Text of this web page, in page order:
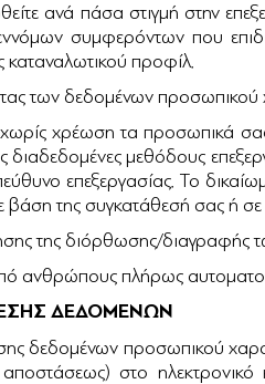
ανά πάσα στιγμή στην
συμφερόντων που
προφίλ.
των δεδομένων
χωρίς χρέωση τα προσωπικά
διαδεδομένες μεθόδους
επεξεργασίας. Το
της συγκατάθεσή σας ή σε
της διόρθωσης/
ανθρώπους πλήρως
ΔΕΔΟΜΕΝΩΝ
δεδομένων προσωπικού
αποστάσεως) στο